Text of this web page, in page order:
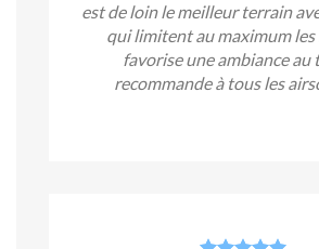
est de loin le meilleur terrain
qui limitent au maximum les
favorise une ambiance au
recommande à tous les